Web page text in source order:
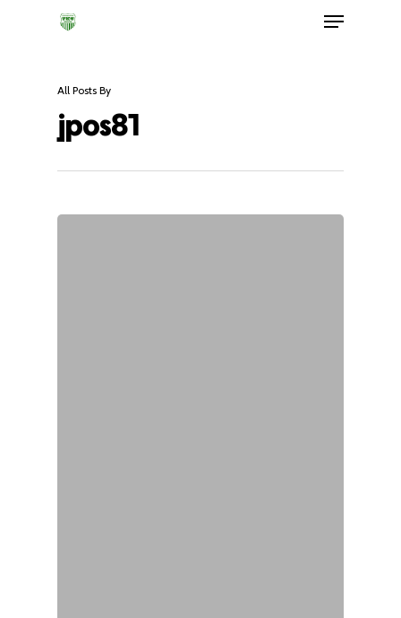
All Posts By
jpos81